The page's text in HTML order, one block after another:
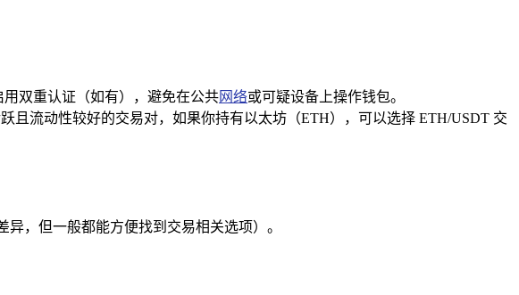
双重认证（如有），避免在公共网络或可疑设备上操作钱包。
且流动性较好的交易对，如果你持有以太坊（ETH），可以选择 ETH/USDT 交
，但一般都能方便找到交易相关选项）。